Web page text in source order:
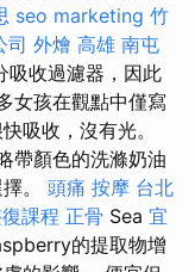
seo marketing 竹
司 外燴 高雄 南屯
吸收過濾器，因此
女孩在觀點中僅寫
吸收，沒有光。
帶顏色的洗滌奶油
。 頭痛 按摩 台北
課程 正骨 Sea 宜
的提取物增